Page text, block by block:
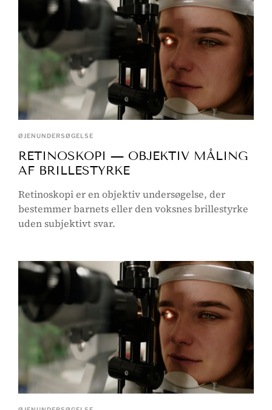
ØJENUNDERSØGELSE
RETINOSKOPI — OBJEKTIV MÅLING
AF BRILLESTYRKE
Retinoskopi er en objektiv undersøgelse, der
bestemmer barnets eller den voksnes brillestyrke
uden subjektivt svar.